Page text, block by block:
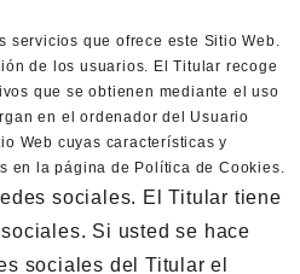
servicios que ofrece este Sitio Web.
de los usuarios. El Titular recoge
que se obtienen mediante el uso
en el ordenador del Usuario
Web cuyas características y
en la página de Política de Cookies
sociales. El Titular tiene
Si usted se hace
sociales del Titular el